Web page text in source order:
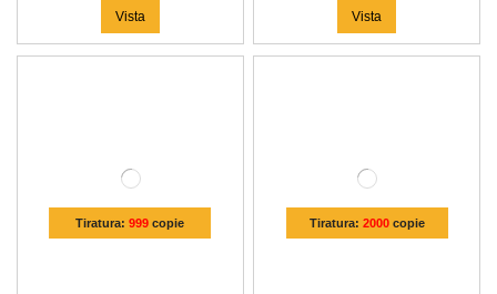
Vista Vista
Tiratura:999 copie Tiratura: 2000copie